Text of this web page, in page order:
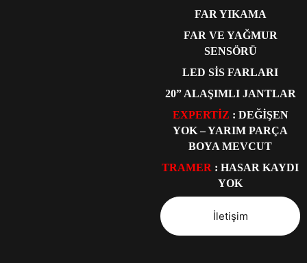
FAR YIKAMA
FAR VE YAĞMUR
SENSÖRÜ
LED SİS FARLARI
20” ALAŞIMLI JANTLAR
EXPERTİZ : DEĞİŞEN
YOK – YARIM PARÇA
BOYA MEVCUT
TRAMER : HASAR KAYDI
YOK
İletişim